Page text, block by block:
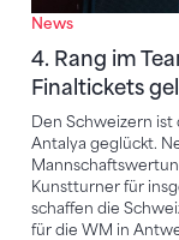
News
4. Rang im
Finaltickets
Den Schweizern
Antalya geglückt.
Kunstturner für
schaffen die
für die WM in